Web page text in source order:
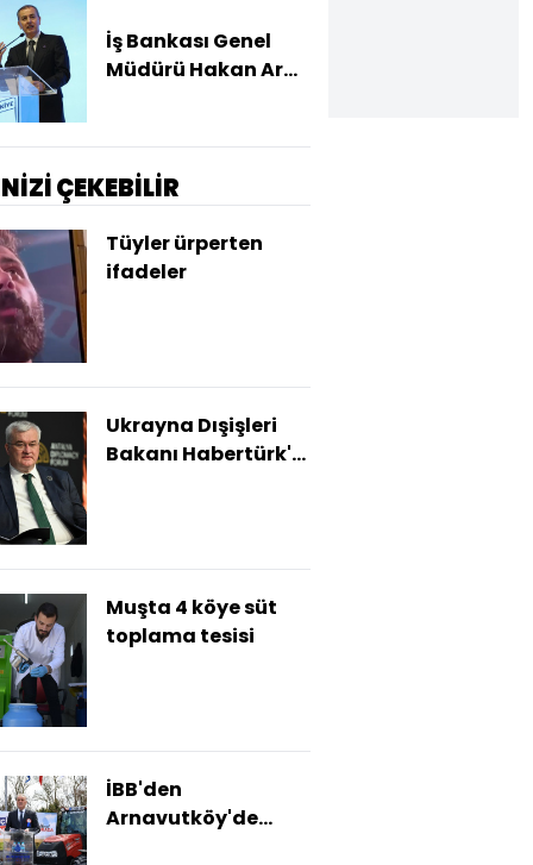
İş Bankası Genel
Müdürü Hakan Aran
ÇEKEBİLİR
Tüyler ürperten
ifadeler
Ukrayna Dışişleri
Bakanı Habertürk'e
Muşta 4 köye süt
toplama tesisi
İBB'den
Arnavutköy'de